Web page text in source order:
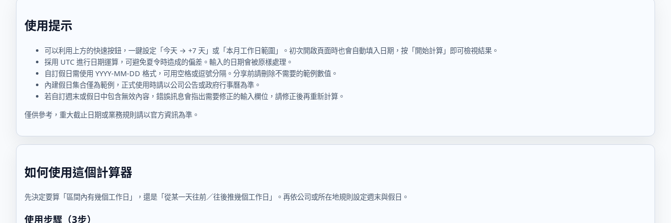
使用提示
可以利用上方的快速按鈕，一鍵設定「今天 → +7 天」或「本月工作日範圍」。初次開啟頁面時也會自動填入日期，按「開始計算」即可檢視結果。
採用 UTC 進行日期運算，可避免夏令時造成的偏差。輸入的日期會被原樣處理。
自訂假日需使用 YYYY-MM-DD 格式，可用空格或逗號分隔。分享前請刪除不需要的範例數值。
內建假日集合僅為範例，正式使用時請以公司公告或政府行事曆為準。
若自訂週末或假日中包含無效內容，錯誤訊息會指出需要修正的輸入欄位，請修正後再重新計算。
僅供參考，重大截止日期或業務規則請以官方資訊為準。
如何使用這個計算器
先決定要算「區間內有幾個工作日」，還是「從某一天往前／往後推幾個工作日」。再依公司或所在地規則設定週末與假日。
使用步驟（3步）